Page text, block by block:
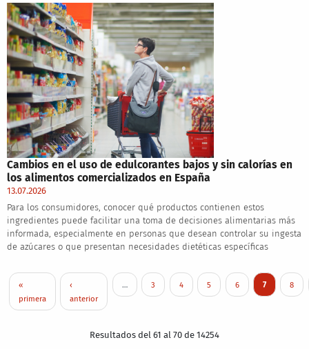
Cambios en el uso de edulcorantes bajos y sin calorías en
los alimentos comercializados en España
13.07.2026
Para los consumidores, conocer qué productos contienen estos
ingredientes puede facilitar una toma de decisiones alimentarias más
informada, especialmente en personas que desean controlar su ingesta
de azúcares o que presentan necesidades dietéticas específicas
Pagination
First page
«
primera
Previous page
‹
anterior
… Page
3 Page
4 Page
5 Page
6 Current
7 Page
8
Resultados del 61 al 70 de 14254